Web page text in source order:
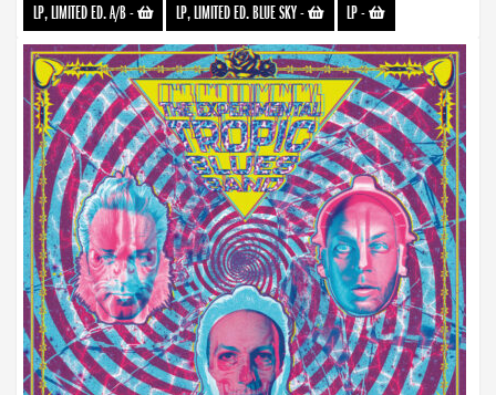
LP, LIMITED ED. A/B- LP, LIMITED ED. BLUE SKY- LP-